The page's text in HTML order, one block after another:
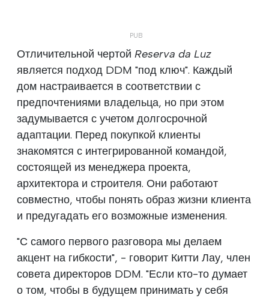
Отличительной чертой Reserva da Luz
является подход DDM "под ключ". Каждый
дом настраивается в соответствии с
предпочтениями владельца, но при этом
задумывается с учетом долгосрочной
адаптации. Перед покупкой клиенты
знакомятся с интегрированной командой,
состоящей из менеджера проекта,
архитектора и строителя. Они работают
совместно, чтобы понять образ жизни клиента
и предугадать его возможные изменения.
"С самого первого разговора мы делаем
акцент на гибкости", - говорит Китти Лау, член
совета директоров DDM. "Если кто-то думает
о том, чтобы в будущем принимать у себя